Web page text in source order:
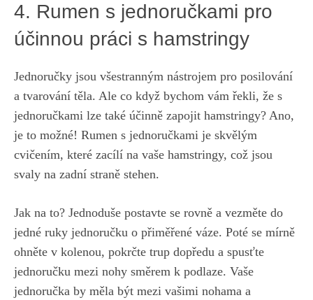
4. Rumen s jednoručkami pro
účinnou práci s hamstringy
Jednoručky jsou všestranným nástrojem pro posilování
a ​tvarování těla. Ale⁣ co ‌když⁣ bychom vám řekli, že s
jednoručkami ​lze také účinně zapojit hamstringy? Ano,
‌je to možné!‌ Rumen s jednoručkami je skvělým
cvičením, které⁢ zacílí na vaše hamstringy, což jsou
svaly na zadní ⁣straně stehen.
Jak na to? Jednoduše postavte se rovně⁣ a vezměte do​
jedné ruky⁤ jednoručku o přiměřené váze. Poté se mírně
ohněte v kolenou, pokrčte ⁣trup dopředu a⁢ spusťte
jednoručku ​mezi nohy směrem⁢ k podlaze. ⁤Vaše
jednoručka by měla být mezi‌ vašimi nohama ‍a